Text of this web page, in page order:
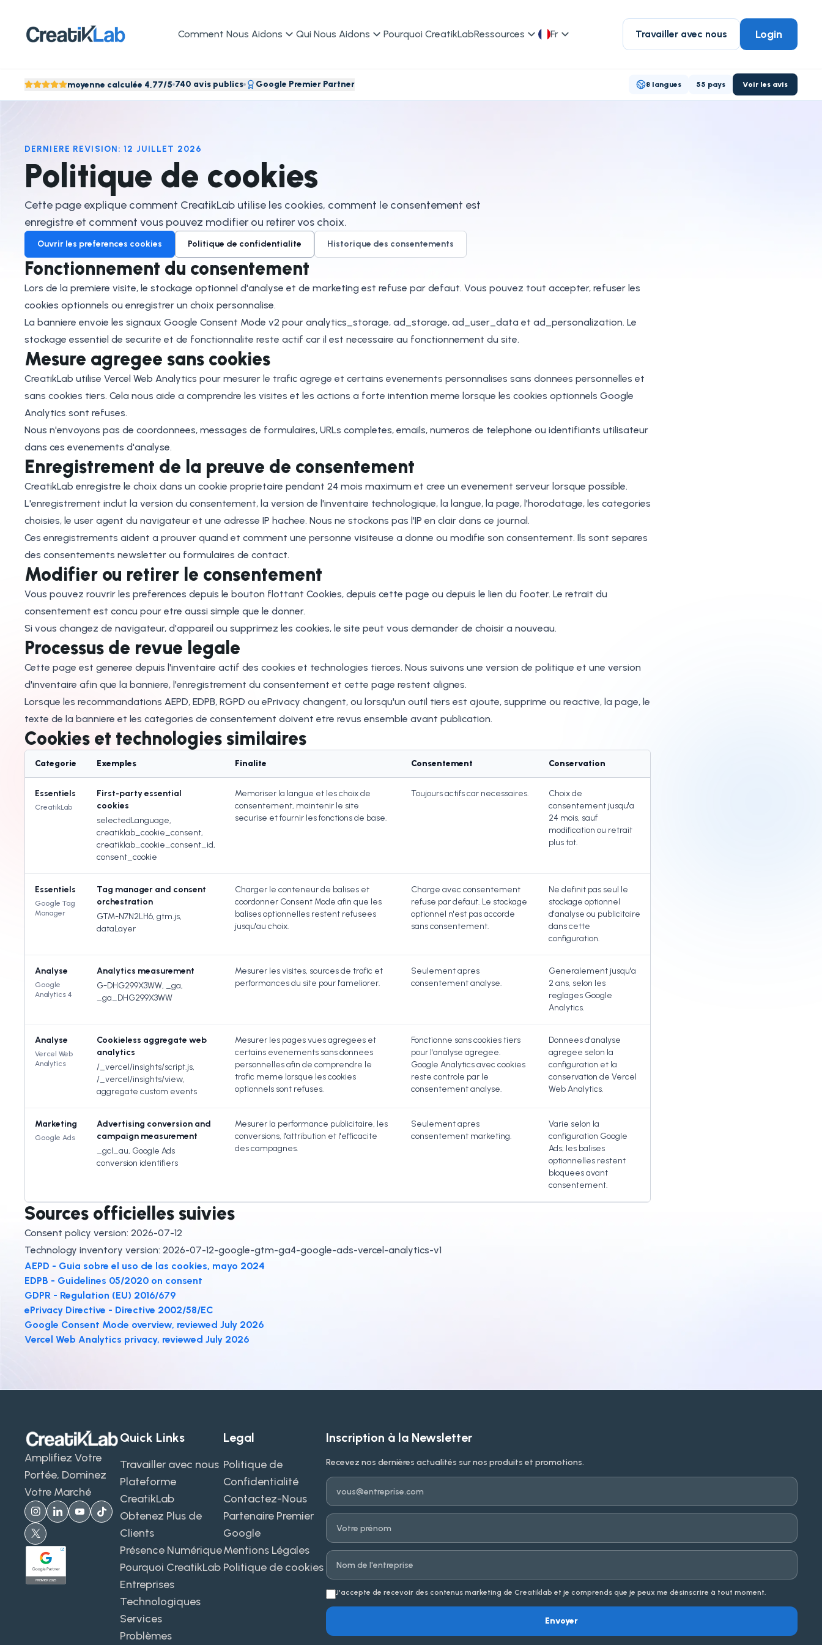
Comment Nous Aidons Qui Nous Aidons Pourquoi CreatikLabRessources Fr Travailler avec nous Login
moyenne calculée 4,77/5 740 avis publics Google Premier Partner 8 langues 55 pays Voir les avis
DERNIERE REVISION: 12 JUILLET 2026
Politique de cookies
Cette page explique comment CreatikLab utilise les cookies, comment le consentement est
enregistre et comment vous pouvez modifier ou retirer vos choix.
Ouvrir les preferences cookies Politique de confidentialite Historique des consentements
Fonctionnement du consentement
Lors de la premiere visite, le stockage optionnel d'analyse et de marketing est refuse par defaut. Vous pouvez tout accepter, refuser les
cookies optionnels ou enregistrer un choix personnalise.
La banniere envoie les signaux Google Consent Mode v2 pour analytics_storage, ad_storage, ad_user_data et ad_personalization. Le
stockage essentiel de securite et de fonctionnalite reste actif car il est necessaire au fonctionnement du site.
Mesure agregee sans cookies
CreatikLab utilise Vercel Web Analytics pour mesurer le trafic agrege et certains evenements personnalises sans donnees personnelles et
sans cookies tiers. Cela nous aide a comprendre les visites et les actions a forte intention meme lorsque les cookies optionnels Google
Analytics sont refuses.
Nous n'envoyons pas de coordonnees, messages de formulaires, URLs completes, emails, numeros de telephone ou identifiants utilisateur
dans ces evenements d'analyse.
Enregistrement de la preuve de consentement
CreatikLab enregistre le choix dans un cookie proprietaire pendant 24 mois maximum et cree un evenement serveur lorsque possible.
L'enregistrement inclut la version du consentement, la version de l'inventaire technologique, la langue, la page, l'horodatage, les categories
choisies, le user agent du navigateur et une adresse IP hachee. Nous ne stockons pas l'IP en clair dans ce journal.
Ces enregistrements aident a prouver quand et comment une personne visiteuse a donne ou modifie son consentement. Ils sont separes
des consentements newsletter ou formulaires de contact.
Modifier ou retirer le consentement
Vous pouvez rouvrir les preferences depuis le bouton flottant Cookies, depuis cette page ou depuis le lien du footer. Le retrait du
consentement est concu pour etre aussi simple que le donner.
Si vous changez de navigateur, d'appareil ou supprimez les cookies, le site peut vous demander de choisir a nouveau.
Processus de revue legale
Cette page est generee depuis l'inventaire actif des cookies et technologies tierces. Nous suivons une version de politique et une version
d'inventaire afin que la banniere, l'enregistrement du consentement et cette page restent alignes.
Lorsque les recommandations AEPD, EDPB, RGPD ou ePrivacy changent, ou lorsqu'un outil tiers est ajoute, supprime ou reactive, la page, le
texte de la banniere et les categories de consentement doivent etre revus ensemble avant publication.
Cookies et technologies similaires
Categorie Exemples Finalite Consentement Conservation
Essentiels
CreatikLab
First-party essential
cookies
selectedLanguage,
creatiklab_cookie_consent,
creatiklab_cookie_consent_id,
consent_cookie
Memoriser la langue et les choix de
consentement, maintenir le site
securise et fournir les fonctions de base.
Toujours actifs car necessaires.
Choix de
consentement jusqu'a
24 mois, sauf
modification ou retrait
plus tot.
Essentiels
Google Tag
Manager
Tag manager and consent
orchestration
GTM-N7N2LH6, gtm.js,
dataLayer
Charger le conteneur de balises et
coordonner Consent Mode afin que les
balises optionnelles restent refusees
jusqu'au choix.
Charge avec consentement
refuse par defaut. Le stockage
optionnel n'est pas accorde
sans consentement.
Ne definit pas seul le
stockage optionnel
d'analyse ou publicitaire
dans cette
configuration.
Analyse
Google
Analytics 4
Analytics measurement
G-DHG299X3WW, _ga,
_ga_DHG299X3WW
Mesurer les visites, sources de trafic et
performances du site pour l'ameliorer.
Seulement apres
consentement analyse.
Generalement jusqu'a
2 ans, selon les
reglages Google
Analytics.
Analyse
Vercel Web
Analytics
Cookieless aggregate web
analytics
/_vercel/insights/script.js,
/_vercel/insights/view,
aggregate custom events
Mesurer les pages vues agregees et
certains evenements sans donnees
personnelles afin de comprendre le
trafic meme lorsque les cookies
optionnels sont refuses.
Fonctionne sans cookies tiers
pour l'analyse agregee.
Google Analytics avec cookies
reste controle par le
consentement analyse.
Donnees d'analyse
agregee selon la
configuration et la
conservation de Vercel
Web Analytics.
Marketing
Google Ads
Advertising conversion and
campaign measurement
_gcl_au, Google Ads
conversion identifiers
Mesurer la performance publicitaire, les
conversions, l'attribution et l'efficacite
des campagnes.
Seulement apres
consentement marketing.
Varie selon la
configuration Google
Ads; les balises
optionnelles restent
bloquees avant
consentement.
Sources officielles suivies
Consent policy version: 2026-07-12
Technology inventory version: 2026-07-12-google-gtm-ga4-google-ads-vercel-analytics-v1
AEPD - Guia sobre el uso de las cookies, mayo 2024
EDPB - Guidelines 05/2020 on consent
GDPR - Regulation (EU) 2016/679
ePrivacy Directive - Directive 2002/58/EC
Google Consent Mode overview, reviewed July 2026
Vercel Web Analytics privacy, reviewed July 2026
Amplifiez Votre
Portée, Dominez
Votre Marché
Quick Links
Travailler avec nous
Plateforme
CreatikLab
Obtenez Plus de
Clients
Présence Numérique
Pourquoi CreatikLab
Entreprises
Technologiques
Services
Problèmes
Legal
Politique de
Confidentialité
Contactez-Nous
Partenaire Premier
Google
Mentions Légales
Politique de cookies
Inscription à la Newsletter
Recevez nos dernières actualités sur nos produits et promotions.
Email
Prénom
Entreprise
J'accepte de recevoir des contenus marketing de Creatiklab et je comprends que je peux me désinscrire à tout moment.
Envoyer